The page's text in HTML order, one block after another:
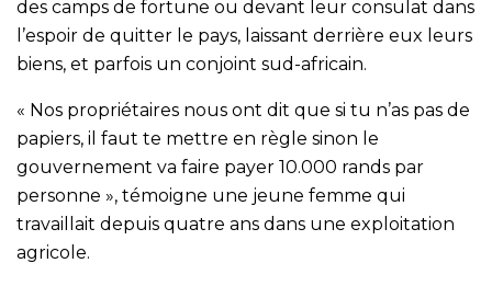
des camps de fortune ou devant leur consulat dans
l’espoir de quitter le pays, laissant derrière eux leurs
biens, et parfois un conjoint sud-africain.
« Nos propriétaires nous ont dit que si tu n’as pas de
papiers, il faut te mettre en règle sinon le
gouvernement va faire payer 10.000 rands par
personne », témoigne une jeune femme qui
travaillait depuis quatre ans dans une exploitation
agricole.